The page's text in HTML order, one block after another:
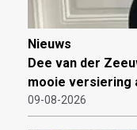
Nieuws
Dee van der
mooie versiering
09-08-2026